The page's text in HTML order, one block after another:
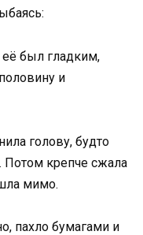
был гладким,
и
голову, будто
крепче сжала
мимо.
пахло бумагами и